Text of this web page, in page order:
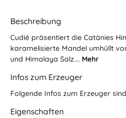
Beschreibung
Cudié präsentiert die Catànies
karamelisierte Mandel umhüllt
und Himalaya Salz.… Mehr
Infos zum Erzeuger
Folgende Infos zum Erzeuger
Eigenschaften